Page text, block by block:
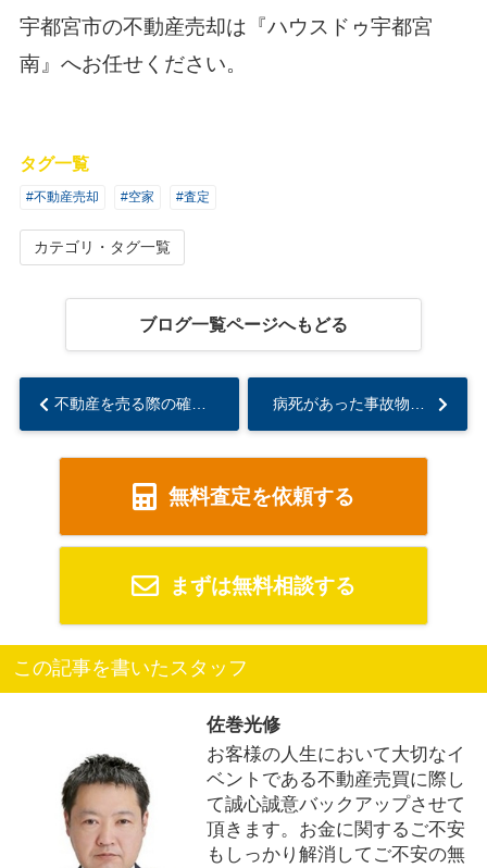
宇都宮市の不動産売却は『ハウスドゥ宇都宮
南』へお任せください。
タグ一覧
#不動産売却 #空家 #査定
カテゴリ・タグ一覧
ブログ一覧ページへもどる
不動産を売る際の確認項目とは？3つの要チェックポイントをご紹介...
無料査定を依頼する
まずは無料相談する
この記事を書いたスタッフ
佐巻光修
お客様の人生において大切なイ
ベントである不動産売買に際し
て誠心誠意バックアップさせて
頂きます。お金に関するご不安
もしっかり解消してご不安の無